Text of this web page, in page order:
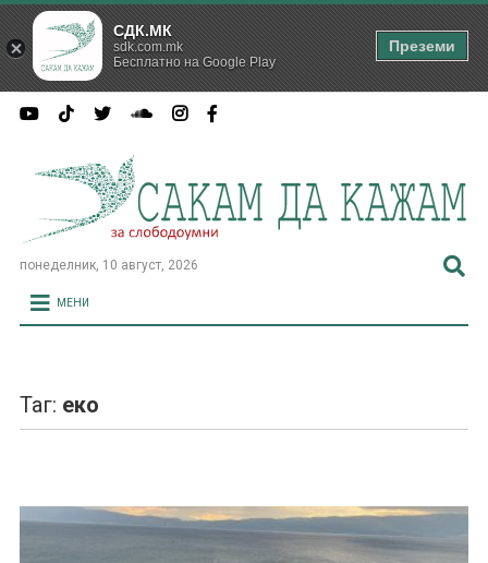
понеделник, 10 август, 2026
МЕНИ
Таг: еко
СДК.МК
sdk.com.mk
Бесплатно на Google Play
Преземи